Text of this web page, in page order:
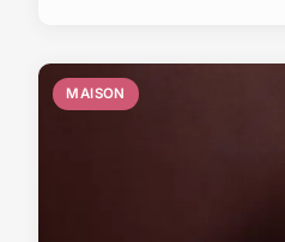
MAISON